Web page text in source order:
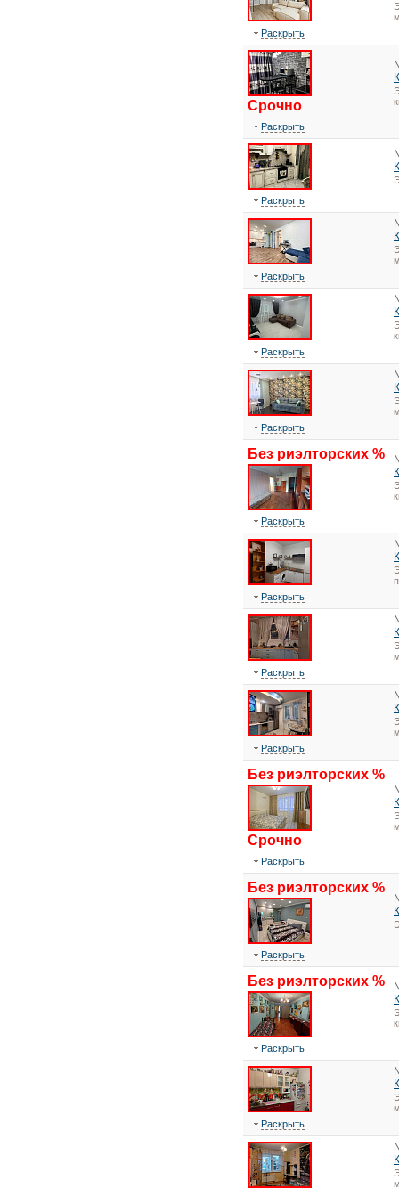
Раскрыть
Срочно
Раскрыть
Раскрыть
Раскрыть
Раскрыть
Раскрыть
Без риэлторских %
Раскрыть
Раскрыть
Раскрыть
Раскрыть
Без риэлторских %
Срочно
Раскрыть
Без риэлторских %
Раскрыть
Без риэлторских %
Раскрыть
Раскрыть